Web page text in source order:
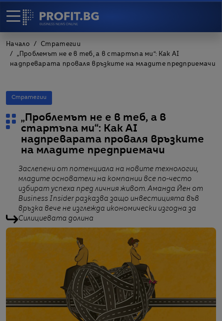
Начало
Стратегии
„Проблемът не е в теб, а в стартъпа ми“: Как AI
надпреварата проваля връзките на младите предприемачи
Стратегии
„Проблемът не е в теб, а в
стартъпа ми“: Как AI
надпреварата проваля връзките
на младите предприемачи
Заслепени от потенциала на новите технологии,
младите основатели на компании все по-често
избират успеха пред личния живот. Аманда Йен от
Business Insider разказва защо инвестицията във
връзка вече не изглежда икономически изгодна за
Силициевата долина